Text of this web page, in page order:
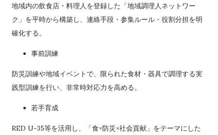
地域内の飲食店・料理人を登録した「地域調理人ネットワー
ク」を平時から構築し、連絡手段・参集ルール・役割分担を明
確化する。
事前訓練
防災訓練や地域イベントで、限られた食材・器具で調理する実
践型訓練を行い、非常時対応力を高める。
若手育成
RED U-35等を活用し、「食×防災×社会貢献」をテーマにした